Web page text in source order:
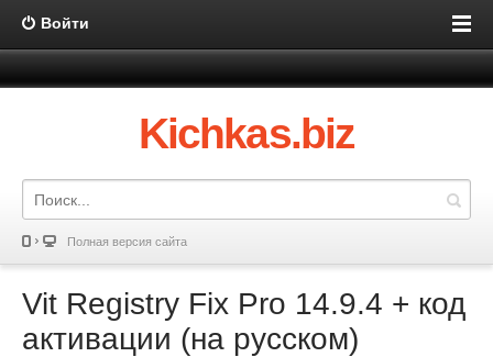
Войти
Kichkas.biz
Полная версия сайта
Vit Registry Fix Pro 14.9.4 + код
активации (на русском)